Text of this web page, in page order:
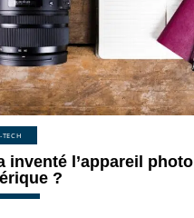
inventé l’appareil photo
?